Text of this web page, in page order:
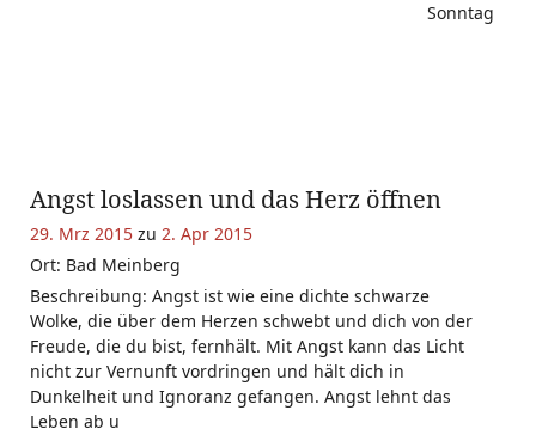
Sonntag
Angst loslassen und das Herz öffnen
29. Mrz 2015 zu 2. Apr 2015
Ort: Bad Meinberg
Beschreibung: Angst ist wie eine dichte schwarze
Wolke, die über dem Herzen schwebt und dich von der
Freude, die du bist, fernhält. Mit Angst kann das Licht
nicht zur Vernunft vordringen und hält dich in
Dunkelheit und Ignoranz gefangen. Angst lehnt das
Leben ab u